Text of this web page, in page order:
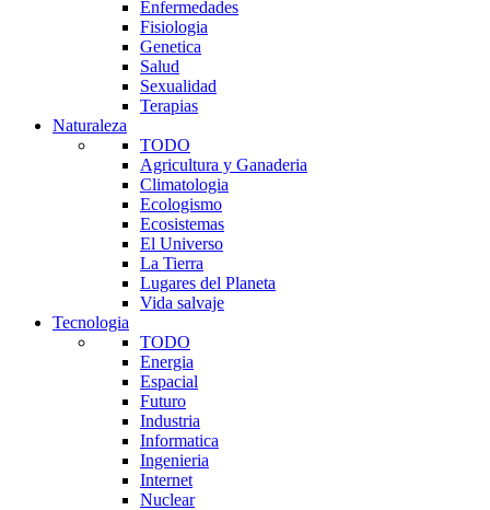
Enfermedades
Fisiologia
Genetica
Salud
Sexualidad
Terapias
Naturaleza
TODO
Agricultura y Ganaderia
Climatologia
Ecologismo
Ecosistemas
El Universo
La Tierra
Lugares del Planeta
Vida salvaje
Tecnologia
TODO
Energia
Espacial
Futuro
Industria
Informatica
Ingenieria
Internet
Nuclear